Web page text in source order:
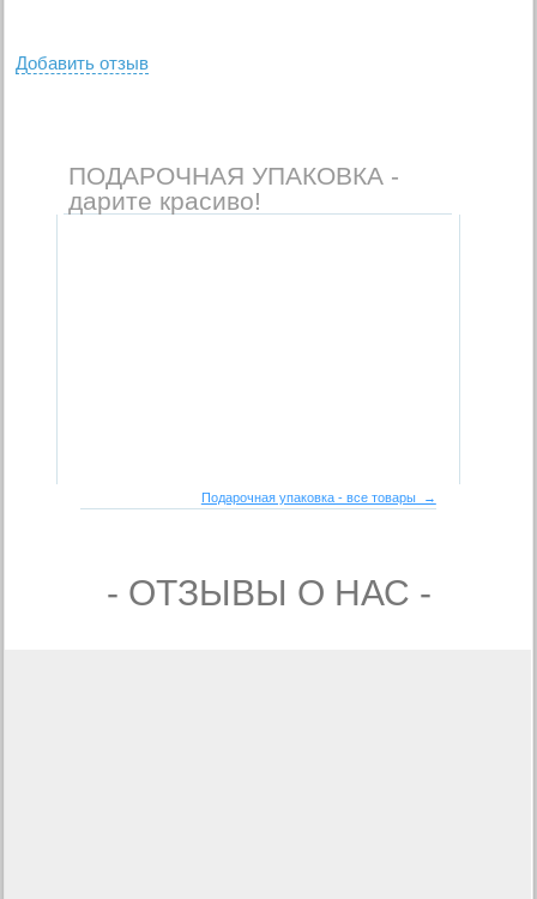
Добавить отзыв
ПОДАРОЧНАЯ УПАКОВКА -
дарите красиво!
Подарочная упаковка - все товары →
- ОТЗЫВЫ О НАС -